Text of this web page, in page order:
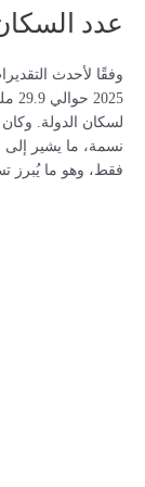
عدد السكان
وفقًا لأحدث
فقط، وهو ما يُبرز